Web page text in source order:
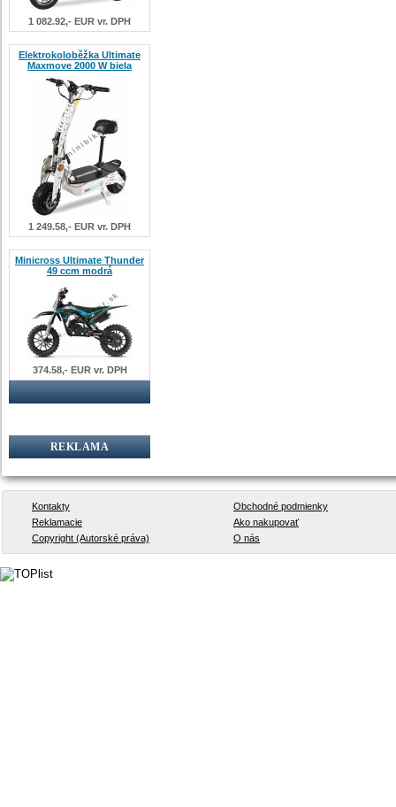
1 082.92,- EUR vr. DPH
Elektrokoloběžka Ultimate
Maxmove 2000 W biela
1 249.58,- EUR vr. DPH
Minicross Ultimate Thunder
49 ccm modrá
374.58,- EUR vr. DPH
REKLAMA
Kontakty
Obchodné podmienky
Reklamacie
Ako nakupovať
Copyright (Autorské práva)
O nás